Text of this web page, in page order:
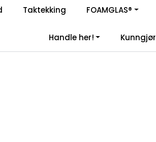
Enkelt kjøp, hentes i butikk
Taktekking FOAMGLAS®
Handle her!